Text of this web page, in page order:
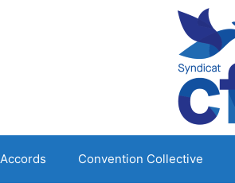
Accords Convention Collective